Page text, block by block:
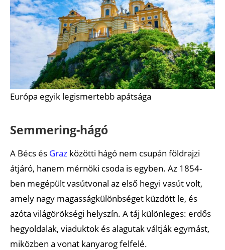
Európa egyik legismertebb apátsága
Semmering-hágó
A Bécs és Graz közötti hágó nem csupán földrajzi
átjáró, hanem mérnöki csoda is egyben. Az 1854-
ben megépült vasútvonal az első hegyi vasút volt,
amely nagy magasságkülönbséget küzdött le, és
azóta világörökségi helyszín. A táj különleges: erdős
hegyoldalak, viaduktok és alagutak váltják egymást,
miközben a vonat kanyarog felfelé.